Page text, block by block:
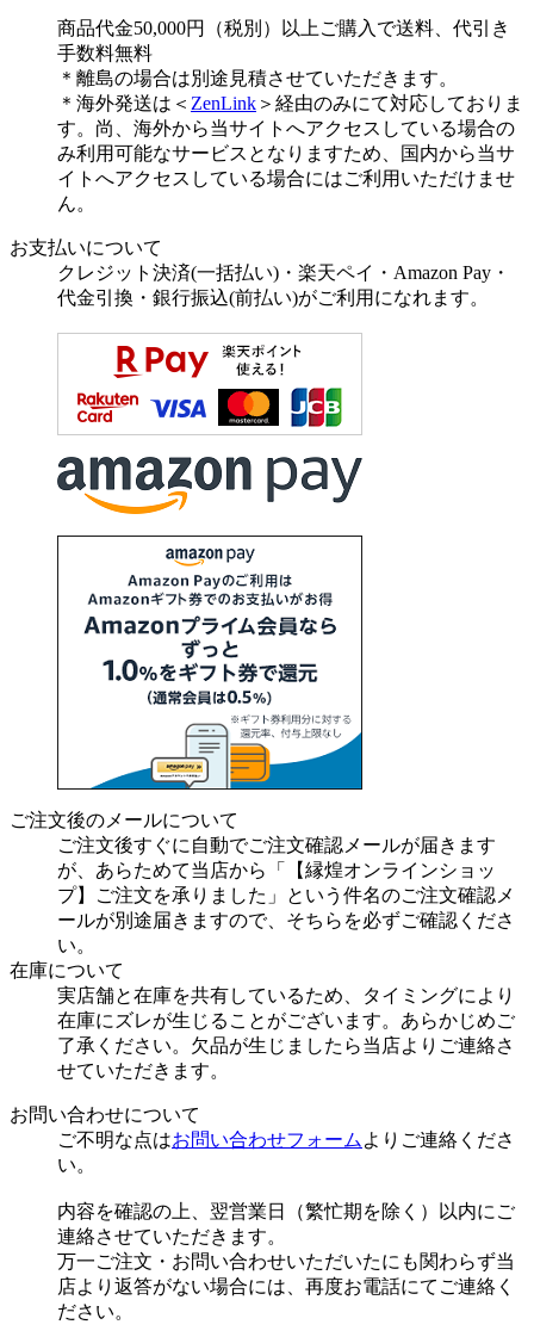
商品代金50,000円（税別）以上ご購入で送料、代引き
手数料無料
＊離島の場合は別途見積させていただきます。
＊海外発送は＜ ZenLink ＞経由のみにて対応しておりま
す。尚、海外から当サイトへアクセスしている場合の
み利用可能なサービスとなりますため、国内から当サ
イトへアクセスしている場合にはご利用いただけませ
ん。
お支払いについて
クレジット決済(一括払い)・楽天ペイ・Amazon Pay・
代金引換・銀行振込(前払い)がご利用になれます。
ご注文後のメールについて
ご注文後すぐに自動でご注文確認メールが届きます
が、あらためて当店から「【縁煌オンラインショッ
プ】ご注文を承りました」という件名のご注文確認メ
ールが別途届きますので、そちらを必ずご確認くださ
い。
在庫について
実店舗と在庫を共有しているため、タイミングにより
在庫にズレが生じることがございます。あらかじめご
了承ください。欠品が生じましたら当店よりご連絡さ
せていただきます。
お問い合わせについて
ご不明な点はお問い合わせフォームよりご連絡くださ
い。
内容を確認の上、翌営業日（繁忙期を除く）以内にご
連絡させていただきます。
万一ご注文・お問い合わせいただいたにも関わらず当
店より返答がない場合には、再度お電話にてご連絡く
ださい。